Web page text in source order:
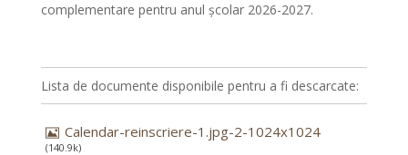
complementare pentru anul școlar 2026-2027.
Lista de documente disponibile pentru a fi descarcate:
Calendar-reinscriere-1.jpg-2-1024x1024
(140.9k)